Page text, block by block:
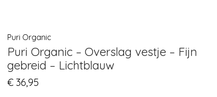
Puri Organic
Puri Organic – Overslag vestje – Fijn
gebreid – Lichtblauw
€ 36,95